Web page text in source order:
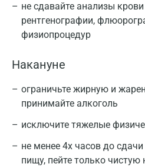
не сдавайте анализы
рентгенографии,
физиопроцедур
Накануне
ограничьте жирную и
принимайте алкоголь
исключите тяжелые
не менее 4х часов до
пищу, пейте только